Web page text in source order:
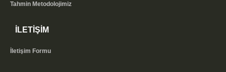
Tahmin Metodolojimiz
İLETİŞİM
İletişim Formu